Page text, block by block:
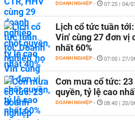
DOANH NGHIỆP - 07:25 | 04/
Lịch cổ tức tuần
Vin' cùng 27 đơn vị
nhất 60%
DOANH NGHIỆP - 07:00 | 27/
Cơn mưa cổ tức:
quyền, tỷ lệ cao
DOANH NGHIỆP - 08:40 | 20/